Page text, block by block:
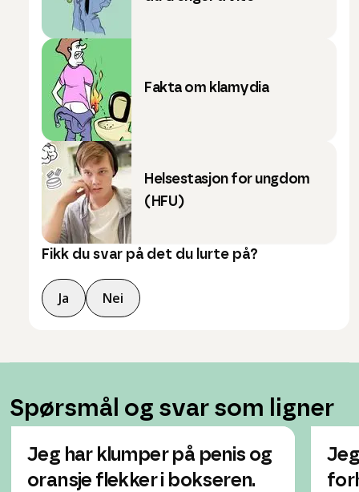
Fakta om klamydia
Helsestasjon for ungdom
(HFU)
Fikk du svar på det du lurte på?
Ja Nei
Spørsmål og svar som ligner
Jeg har klumper på penis og
oransje flekker i bokseren.